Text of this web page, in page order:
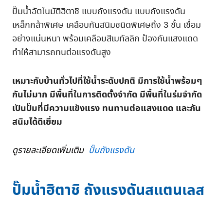
ปั๊มน้ำอัตโนมัติฮิตาชิ แบบถังแรงดัน แบบถังแรงดัน
เหล็กกล้าพิเศษ เคลือบกันสนิมชนิดพิเศษถึง 3 ชั้น เชื่อม
อย่างแน่นหนา พร้อมเคลือบสีเมทัลลิก ป้องกันแสงแดด
ทำให้สามารถทนต่อแรงดันสูง
เหมาะกับบ้านทั่วไปที่ใช้น้ำระดับปกติ มีการใช้น้ำพร้อมๆ
กันไม่มาก มีพื้นที่ในการติดตั้งจำกัด มีพื้นที่ในร่มจำกัด
เป็นปั๊มที่มีความแข็งแรง ทนทานต่อแสงแดด และกัน
สนิมได้ดีเยี่ยม
ดูรายละเอียดเพิ่มเติม ปั๊มถังแรงดัน
ปั๊มน้ำฮิตาชิ ถังแรงดันสแตนเลส